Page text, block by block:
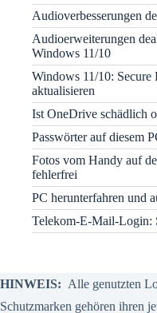
Audioverbesserungen
Audioerweiterungen
Windows 11/10
Windows 11/10:
aktualisieren
Ist OneDrive schädlich
Passwörter auf diesem
Fotos vom Handy auf
fehlerfrei
PC herunterfahren und
Telekom-E-Mail-Login:
HINWEIS: Alle genutzten
Schutzmarken gehören ihren